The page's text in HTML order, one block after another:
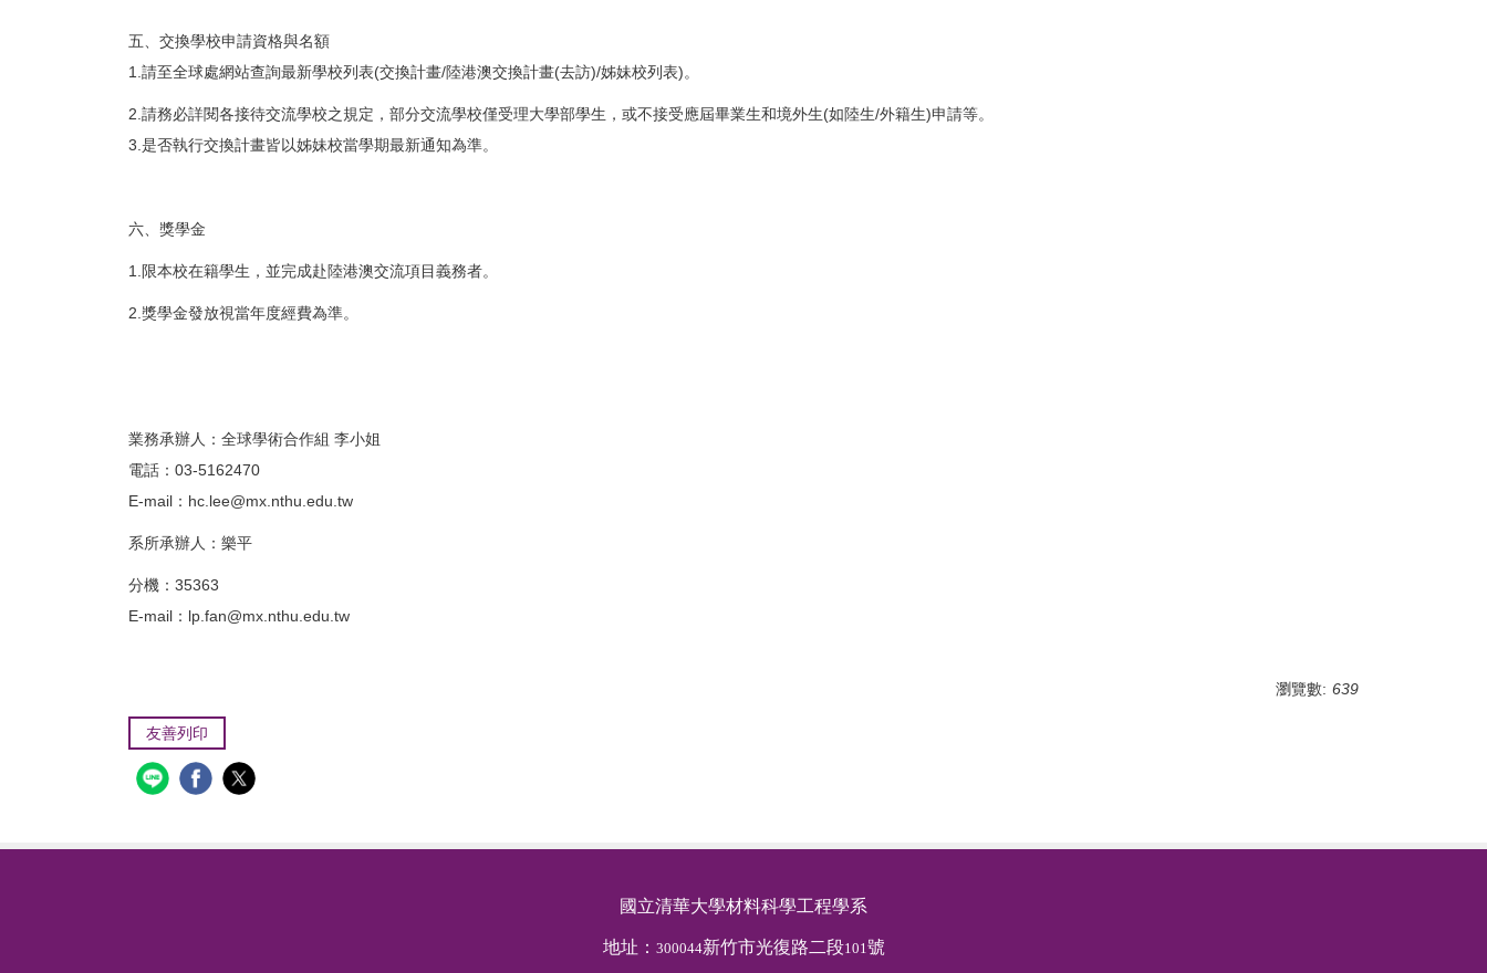
五、交換學校申請資格與名額
1.請至全球處網站查詢最新學校列表(交換計畫/陸港澳交換計畫(去訪)/姊妹校列表)。
2.請務必詳閱各接待交流學校之規定，部分交流學校僅受理大學部學生，或不接受應屆畢業生和境外生(如陸生/外籍生)申請等。
3.是否執行交換計畫皆以姊妹校當學期最新通知為準。
六、獎學金
1.限本校在籍學生，並完成赴陸港澳交流項目義務者。
2.獎學金發放視當年度經費為準。
業務承辦人：全球學術合作組 李小姐
電話：03-5162470
E-mail： hc.lee@mx.nthu.edu.tw
系所承辦人：樂平
分機：35363
E-mail：lp.fan@mx.nthu.edu.tw
瀏覽數: 639
友善列印
國立清華大學材料科學工程學系
地址： 300044新竹市光復路二段101號